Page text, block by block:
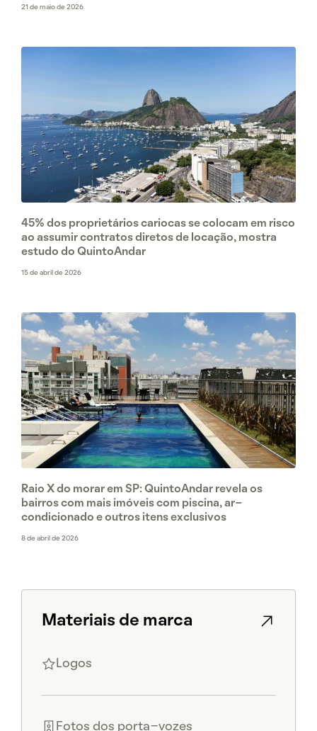
21 de maio de 2026
45% dos proprietários cariocas se colocam em risco
ao assumir contratos diretos de locação, mostra
estudo do QuintoAndar
15 de abril de 2026
Raio X do morar em SP: QuintoAndar revela os
bairros com mais imóveis com piscina, ar-
condicionado e outros itens exclusivos
8 de abril de 2026
Materiais de marca
Logos
Fotos dos porta-vozes